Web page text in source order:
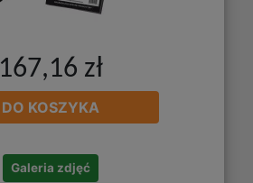
167,16 zł
DO KOSZYKA
Galeria zdjęć